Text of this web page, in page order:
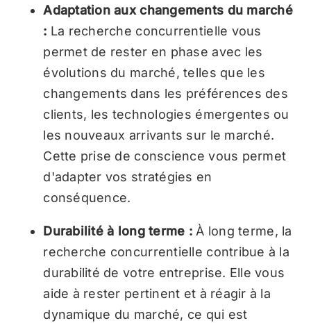
Adaptation aux changements du marché
: La recherche concurrentielle vous
permet de rester en phase avec les
évolutions du marché, telles que les
changements dans les préférences des
clients, les technologies émergentes ou
les nouveaux arrivants sur le marché.
Cette prise de conscience vous permet
d'adapter vos stratégies en
conséquence.
Durabilité à long terme : À long terme, la
recherche concurrentielle contribue à la
durabilité de votre entreprise. Elle vous
aide à rester pertinent et à réagir à la
dynamique du marché, ce qui est